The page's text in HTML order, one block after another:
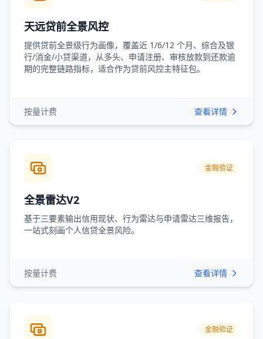
天远贷前全景风控
提供贷前全景级行为画像，覆盖近 1/6/12 个月、综合及银
行/消金/小贷渠道，从多头、申请注册、审核放款到还款逾
期的完整链路指标，适合作为贷前风控主特征包。
按量计费 查看详情
金融验证
全景雷达V2
基于三要素输出信用现状、行为雷达与申请雷达三维报告，
一站式刻画个人信贷全景风险。
按量计费 查看详情
金融验证